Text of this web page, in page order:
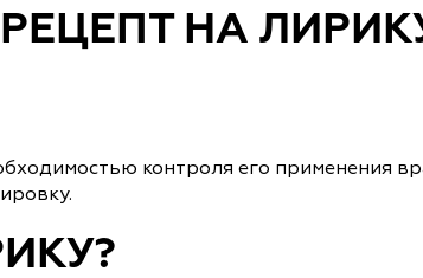
НА
контроля его применения